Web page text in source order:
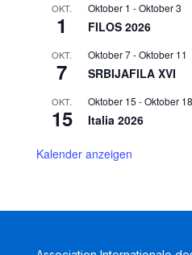
OKT.
1
Oktober 1 -Oktober 3
FILOS 2026
OKT.
7
Oktober 7-Oktober 11
SRBIJAFILA XVI
OKT.
15
Oktober 15 -Oktober 18
Italia 2026
Kalender anzeigen